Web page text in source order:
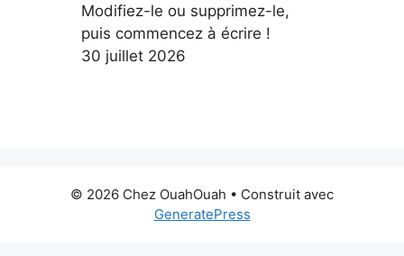
Modifiez-le ou supprimez-le,
puis commencez à écrire !
30 juillet 2026
© 2026 Chez OuahOuah • Construit avec
GeneratePress